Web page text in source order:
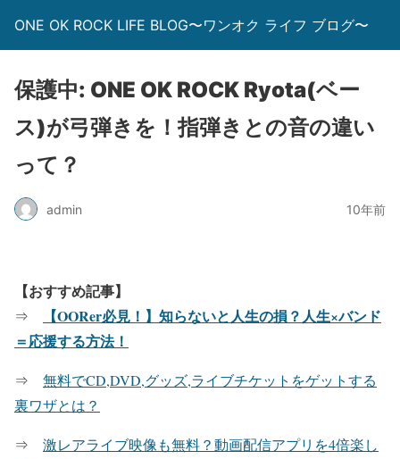
ONE OK ROCK LIFE BLOG〜ワンオク ライフ ブログ〜
保護中: ONE OK ROCK Ryota(ベー
ス)が弓弾きを！指弾きとの音の違い
って？
admin 10年前
【おすすめ記事】
⇒
【OORer必見！】知らないと人生の損？人生×バンド
＝応援する方法！
⇒ 無料でCD,DVD,グッズ,ライブチケットをゲットする
裏ワザとは？
⇒ 激レアライブ映像も無料？動画配信アプリを4倍楽し